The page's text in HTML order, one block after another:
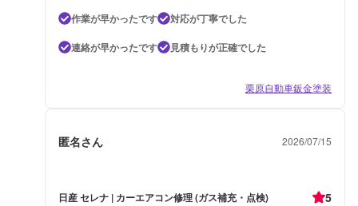
作業が早かったです
対応が丁寧でした
連絡が早かったです
見積もりが正確でした
栗原自動車鈑金塗装
匿名さん 2026/07/15
日産 セレナ | カーエアコン修理 (ガス補充・点検) 5